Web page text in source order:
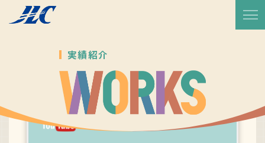
サービス紹介
実績一覧
JLCについて
放送予定・番組表
実績紹介